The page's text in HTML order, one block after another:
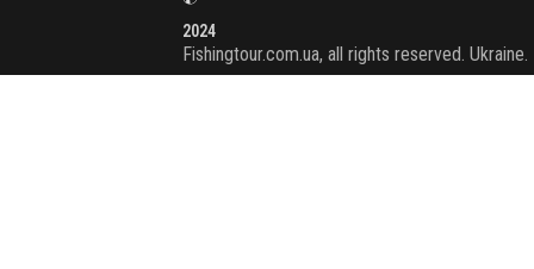
2024
Fishingtour.com.ua, all rights reserved. Ukraine.